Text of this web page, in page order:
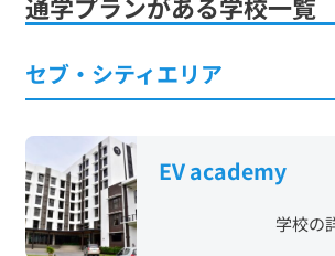
セブ・シティエリア
EV academy
学校の